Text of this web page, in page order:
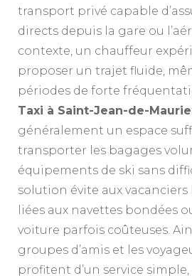
transport privé capable
directs depuis la gare ou
contexte, un chauffeur
proposer un trajet fluide,
périodes de forte
Taxi à Saint-Jean-de-
généralement un espace
transporter les bagages
équipements de ski sans
solution évite aux
liées aux navettes bondées
voiture parfois coûteuses.
groupes d’amis et les
profitent d’un service